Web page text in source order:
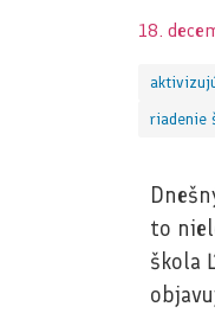
18.
riadenie
to
škola